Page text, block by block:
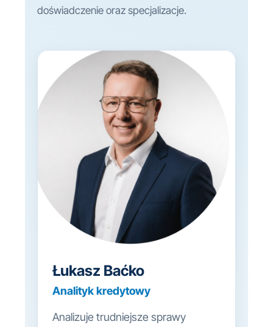
doświadczenie oraz specjalizacje.
Łukasz Baćko
Analityk kredytowy
Analizuje trudniejsze sprawy